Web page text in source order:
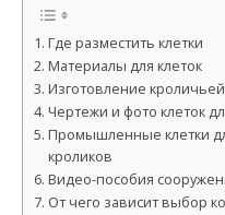
Где разместить клетки
Материалы для клеток
Изготовление
Чертежи и фото клеток
Промышленные клетки
кроликов
Видео-пособия
От чего зависит выбор